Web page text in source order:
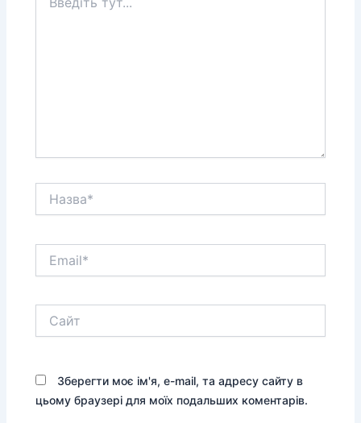
тут...
Зберегти моє ім'я, e-mail, та адресу сайту в
цьому браузері для моїх подальших коментарів.